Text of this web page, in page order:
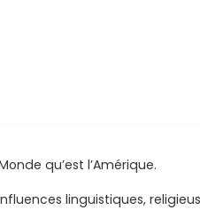
qu’est l’Amérique.
linguistiques,